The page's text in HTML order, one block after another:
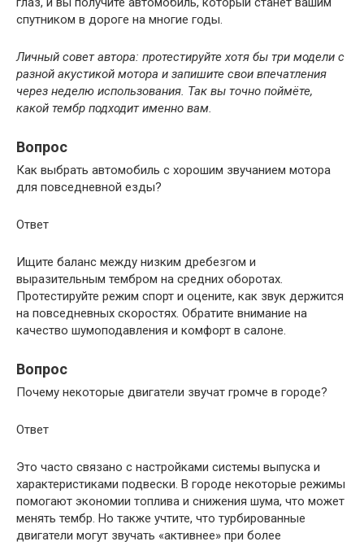
спутником в дороге на многие годы.
Личный совет автора: протестируйте хотя бы три модели с
разной акустикой мотора и запишите свои впечатления
через неделю использования. Так вы точно поймёте,
какой тембр подходит именно вам.
Вопрос
Как выбрать автомобиль с хорошим звучанием мотора
для повседневной езды?
Ответ
Ищите баланс между низким дребезгом и
выразительным тембром на средних оборотах.
Протестируйте режим спорт и оцените, как звук держится
на повседневных скоростях. Обратите внимание на
качество шумоподавления и комфорт в салоне.
Вопрос
Почему некоторые двигатели звучат громче в городе?
Ответ
Это часто связано с настройками системы выпуска и
характеристиками подвески. В городе некоторые режимы
помогают экономии топлива и снижения шума, что может
менять тембр. Но также учтите, что турбированные
двигатели могут звучать «активнее» при более